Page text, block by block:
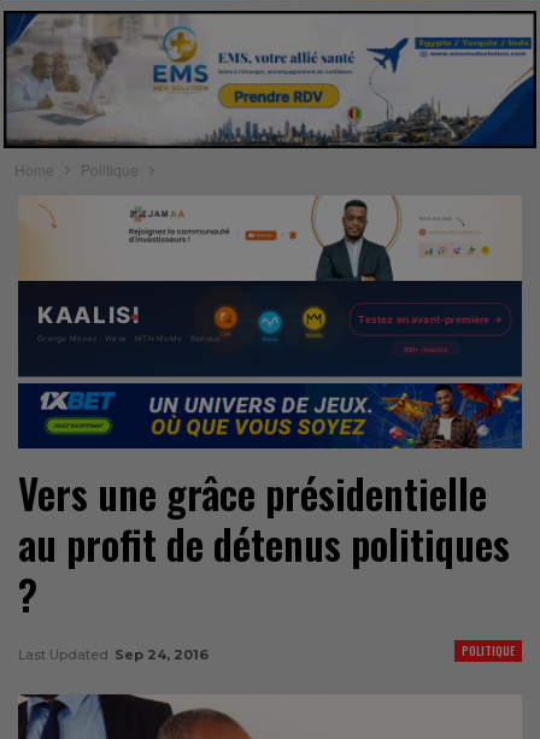
Home Politique
Vers une grâce présidentielle
au profit de détenus politiques
?
POLITIQUE
Last Updated Sep 24, 2016